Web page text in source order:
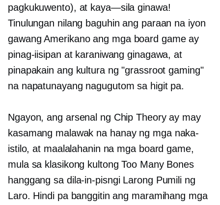
pagkukuwento), at kaya—sila ginawa!
Tinulungan nilang baguhin ang paraan na iyon
gawang Amerikanoang mga board game ay
pinag-iisipan at karaniwang ginagawa, at
pinapakain ang kultura ng "grassroot gaming"
na napatunayang nagugutom sa higit pa.
Ngayon, ang arsenal ng Chip Theory ay may
kasamang malawak na hanay ng mga naka-
istilo, at maalalahanin na mga board game,
mula sa klasikong kultong Too Many Bones
hanggang sa dila-in-pisngiLarong Pumili ng
Laro. Hindi pa banggitin ang maramihang mga